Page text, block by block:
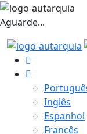
Aguarde...
Inglês
Espanhol
Francês